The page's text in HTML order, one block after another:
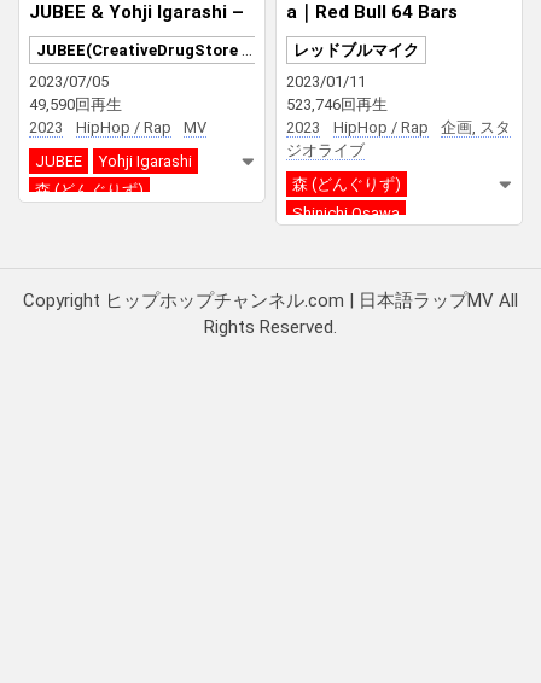
JUBEE & Yohji Igarashi –
SWAG feat. 森 (どんぐり
ず)
JUBEE(CreativeDrugStore / Rave Racers / AFJB)
2023/07/05
49,590回再生
2023
HipHop / Rap
MV
JUBEE
Yohji Igarashi
森 (どんぐりず)
a｜Red Bull 64 Bars
レッドブルマイク
2023/01/11
523,746回再生
2023
HipHop / Rap
企画, スタ
ジオライブ
森 (どんぐりず)
Shinichi Osawa
Copyright ヒップホップチャンネル.com | 日本語ラップMV All
Rights Reserved.